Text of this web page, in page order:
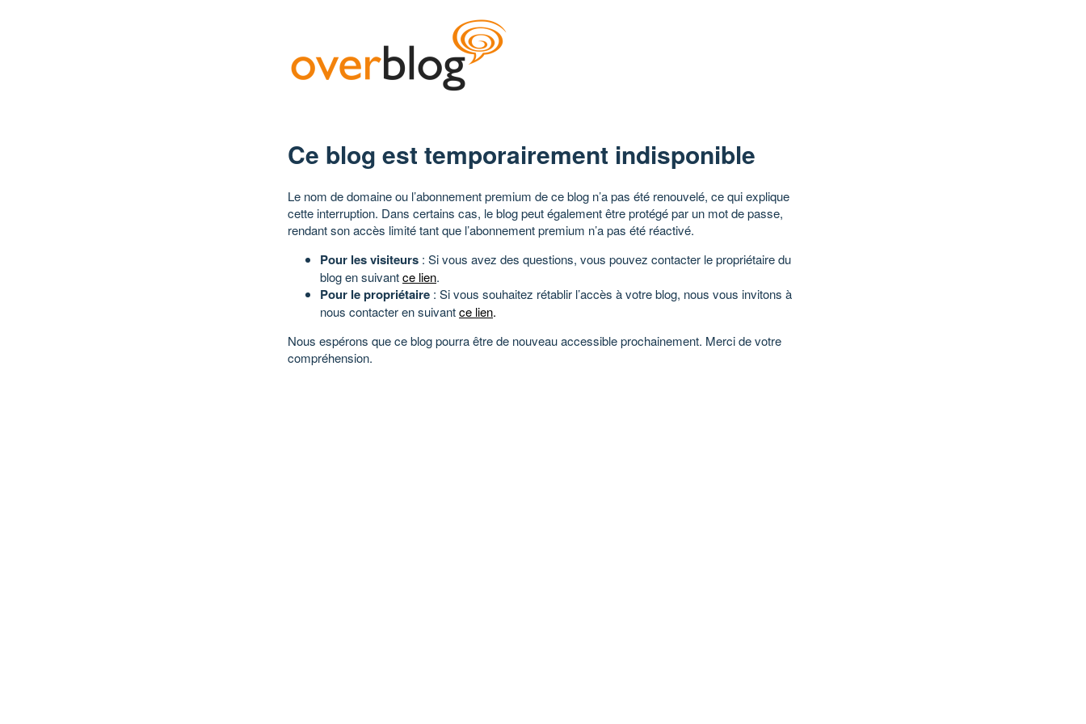
Ce blog est temporairement indisponible
Le nom de domaine ou l’abonnement premium de ce blog n’a pas été renouvelé, ce qui explique
cette interruption. Dans certains cas, le blog peut également être protégé par un mot de passe,
rendant son accès limité tant que l’abonnement premium n’a pas été réactivé.
Pour les visiteurs : Si vous avez des questions, vous pouvez contacter le propriétaire du
blog en suivantce lien.
Pour le propriétaire : Si vous souhaitez rétablir l’accès à votre blog, nous vous invitons à
nous contacter en suivantce lien.
Nous espérons que ce blog pourra être de nouveau accessible prochainement. Merci de votre
compréhension.